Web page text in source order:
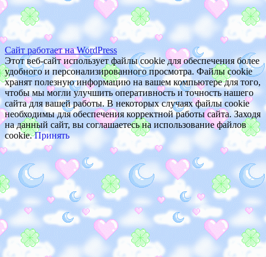
Сайт работает на WordPress
Этот веб-сайт использует файлы cookie для обеспечения более
удобного и персонализированного просмотра. Файлы cookie
хранят полезную информацию на вашем компьютере для того,
чтобы мы могли улучшить оперативность и точность нашего
сайта для вашей работы. В некоторых случаях файлы cookie
необходимы для обеспечения корректной работы сайта. Заходя
на данный сайт, вы соглашаетесь на использование файлов
cookie.Принять